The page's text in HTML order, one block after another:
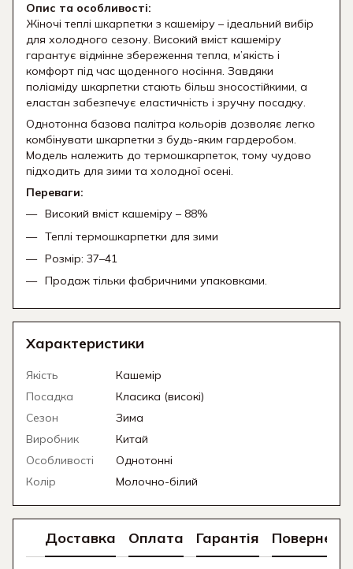
Опис та особливості:
Жіночі теплі шкарпетки з кашеміру – ідеальний вибір
для холодного сезону. Високий вміст кашеміру
гарантує відмінне збереження тепла, м’якість і
комфорт під час щоденного носіння. Завдяки
поліаміду шкарпетки стають більш зносостійкими, а
еластан забезпечує еластичність і зручну посадку.
Однотонна базова палітра кольорів дозволяє легко
комбінувати шкарпетки з будь-яким гардеробом.
Модель належить до термошкарпеток, тому чудово
підходить для зими та холодної осені.
Переваги:
Високий вміст кашеміру – 88%
Теплі термошкарпетки для зими
Розмір: 37–41
Продаж тільки фабричними упаковками.
Характеристики
Якість
Кашемір
Посадка
Класика (високі)
Сезон
Зима
Виробник
Китай
Особливості
Однотонні
Колір
Молочно-білий
Доставка Оплата Гарантія